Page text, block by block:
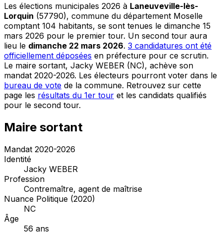
Les élections municipales 2026 à Laneuveville-lès-
Lorquin (57790), commune du département Moselle
comptant 104 habitants, se sont tenues le dimanche 15
mars 2026 pour le premier tour. Un second tour aura
lieu le dimanche 22 mars 2026. 3 candidatures ont été
officiellement déposées en préfecture pour ce scrutin.
Le maire sortant, Jacky WEBER (NC), achève son
mandat 2020-2026. Les électeurs pourront voter dans le
bureau de vote de la commune. Retrouvez sur cette
page les résultats du 1er tour et les candidats qualifiés
pour le second tour.
Maire sortant
Mandat 2020-2026
Identité
Jacky WEBER
Profession
Contremaître, agent de maîtrise
Nuance Politique (2020)
NC
Âge
56 ans